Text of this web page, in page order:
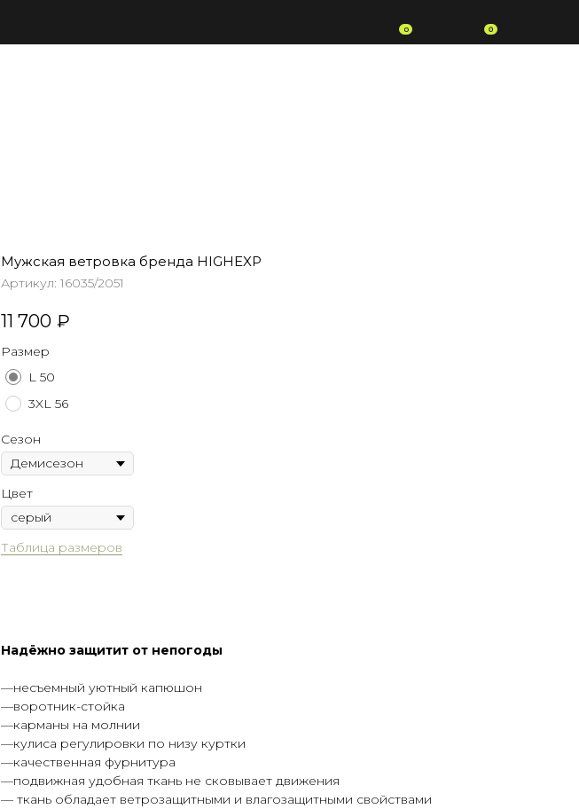
0 0
Мужская ветровка бренда HIGHEXP
Артикул: 16035/2051
11 700 ₽
Размер
L 50
3XL 56
Сезон
Цвет
Таблица размеров
Надёжно защитит от непогоды
—несъемный уютный капюшон
—воротник-стойка
—карманы на молнии
—кулиса регулировки по низу куртки
—качественная фурнитура
—подвижная удобная ткань не сковывает движения
— ткань обладает ветрозащитными и влагозащитными свойствами